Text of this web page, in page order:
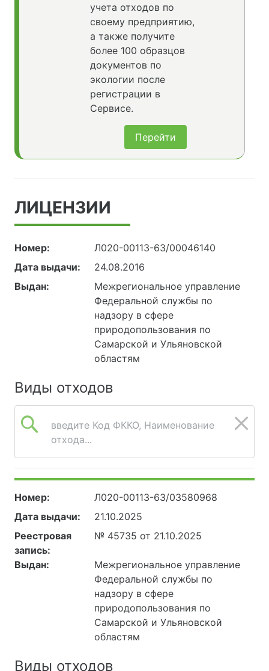
учета отходов по
своему предприятию,
а также получите
более 100 образцов
документов по
экологии после
регистрации в
Сервисе.
Перейти
ЛИЦЕНЗИИ
Номер:
Л020-00113-63/00046140
Дата выдачи:
24.08.2016
Выдан:
Межрегиональное управление
Федеральной службы по
надзору в сфере
природопользования по
Самарской и Ульяновской
областям
Виды отходов
введите Код ФККО, Наименование
отхода...
Номер:
Л020-00113-63/03580968
Дата выдачи:
21.10.2025
Реестровая
запись:
№ 45735 от 21.10.2025
Выдан:
Межрегиональное управление
Федеральной службы по
надзору в сфере
природопользования по
Самарской и Ульяновской
областям
Виды отходов